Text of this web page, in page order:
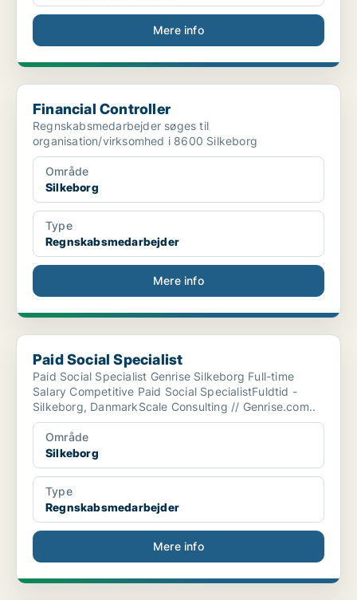
Mere info
Financial Controller
Financial Controller
Regnskabsmedarbejder søges til
organisation/virksomhed i 8600 Silkeborg
Område
Silkeborg
Type
Regnskabsmedarbejder
Mere info
Paid Social Specialist
Paid Social Specialist
Paid Social Specialist Genrise Silkeborg Full-time
Salary Competitive Paid Social SpecialistFuldtid -
Silkeborg, DanmarkScale Consulting // Genrise.com..
Område
Silkeborg
Type
Regnskabsmedarbejder
Mere info